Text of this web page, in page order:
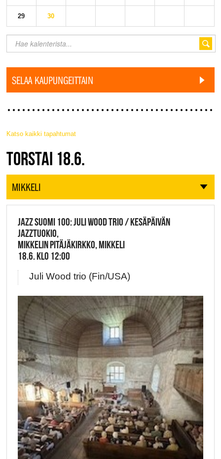
29 30
SELAA KAUPUNGEITTAIN
Katso kaikki tapahtumat
JAZZ FINLAND LIVE
TORSTAI 18.6.
MIKKELI
JAZZ SUOMI 100: JULI WOOD TRIO / KESÄPÄIVÄN
JAZZTUOKIO,
MIKKELIN PITÄJÄKIRKKO, MIKKELI
18.6. KLO 12:00
Juli Wood trio (Fin/USA)